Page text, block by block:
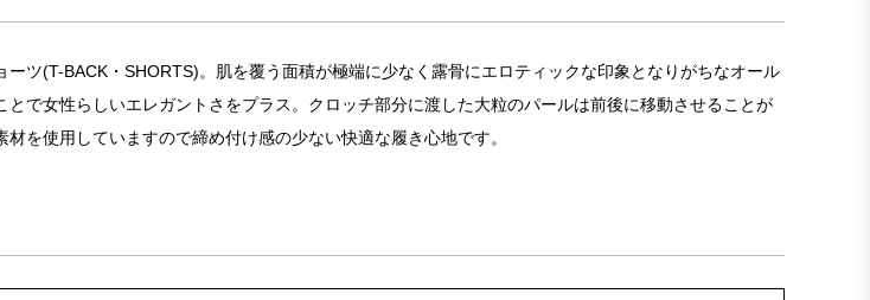
ツ(T-BACK・SHORTS)。肌を覆う面積が極端に少なく露骨にエロティックな印象となりがちなオール
で女性らしいエレガントさをプラス。クロッチ部分に渡した大粒のパールは前後に移動させることが
を使用していますので締め付け感の少ない快適な履き心地です。